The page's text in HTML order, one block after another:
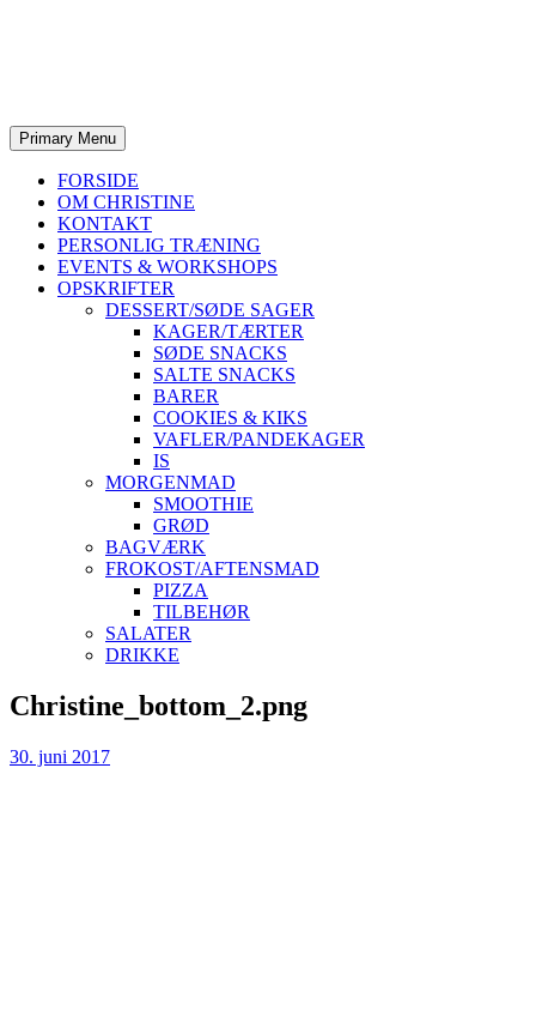
Primary Menu
FORSIDE
OM CHRISTINE
KONTAKT
PERSONLIG TRÆNING
EVENTS & WORKSHOPS
OPSKRIFTER
DESSERT/SØDE SAGER
KAGER/TÆRTER
SØDE SNACKS
SALTE SNACKS
BARER
COOKIES & KIKS
VAFLER/PANDEKAGER
IS
MORGENMAD
SMOOTHIE
GRØD
BAGVÆRK
FROKOST/AFTENSMAD
PIZZA
TILBEHØR
SALATER
DRIKKE
Skip
to
Christine_bottom_2.png
30. juni 2017